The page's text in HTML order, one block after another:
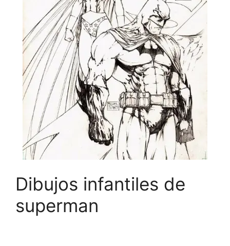
Dibujos infantiles de
superman